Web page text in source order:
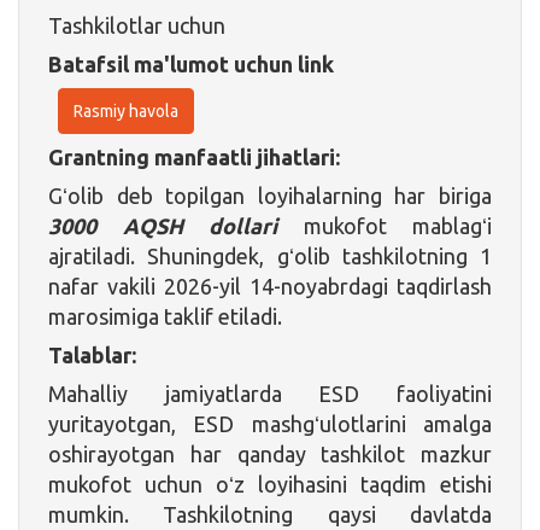
Tashkilotlar uchun
Batafsil ma'lumot uchun link
Rasmiy havola
Grantning manfaatli jihatlari:
Gʻolib deb topilgan loyihalarning har biriga
3000 AQSH dollari
mukofot mablagʻi
ajratiladi. Shuningdek, gʻolib tashkilotning 1
nafar vakili 2026-yil 14-noyabrdagi taqdirlash
marosimiga taklif etiladi.
Talablar:
Mahalliy jamiyatlarda ESD faoliyatini
yuritayotgan, ESD mashgʻulotlarini amalga
oshirayotgan har qanday tashkilot mazkur
mukofot uchun oʻz loyihasini taqdim etishi
mumkin. Tashkilotning qaysi davlatda